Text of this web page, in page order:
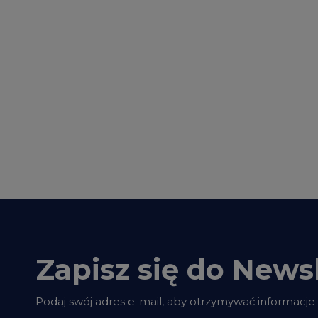
Zapisz się do
Podaj swój adres e-mail, aby otrzymywać